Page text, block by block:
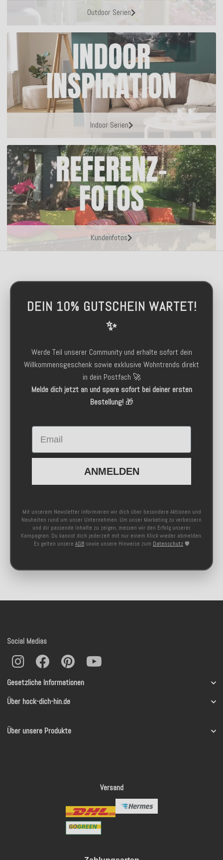
Outdoor Serien
Indoor Serien
Kundenfotos
DEIN 10% GUTSCHEIN WARTET!
✨
Werde Teil unserer Community und erhalte sofort dein
Willkommensgeschenk sowie exklusive Wohntrends direkt
in dein Postfach 🚀
Melde dich jetzt an und spare sofort bei deiner ersten
Bestellung!🎁
Email
ANMELDEN
Mit unserem Newsletter informieren wir dich über besondere Aktionen und
Neuheiten rund um unser Unternehmen. Um unser Marketing zu verbessern
und dir passende Inhalte zu zeigen, messen wir den Erfolg unserer
Kampagnen. Du kannst dich jederzeit mit nur einem Klick wieder abmelden.
Es gelten unsere AGB sowie unsere Hinweise zum Datenschutz 🛡️
Gesetzliche Informationen
Über hock-dich-hin.de
Über unsere Produkte
Social Medias
Versand